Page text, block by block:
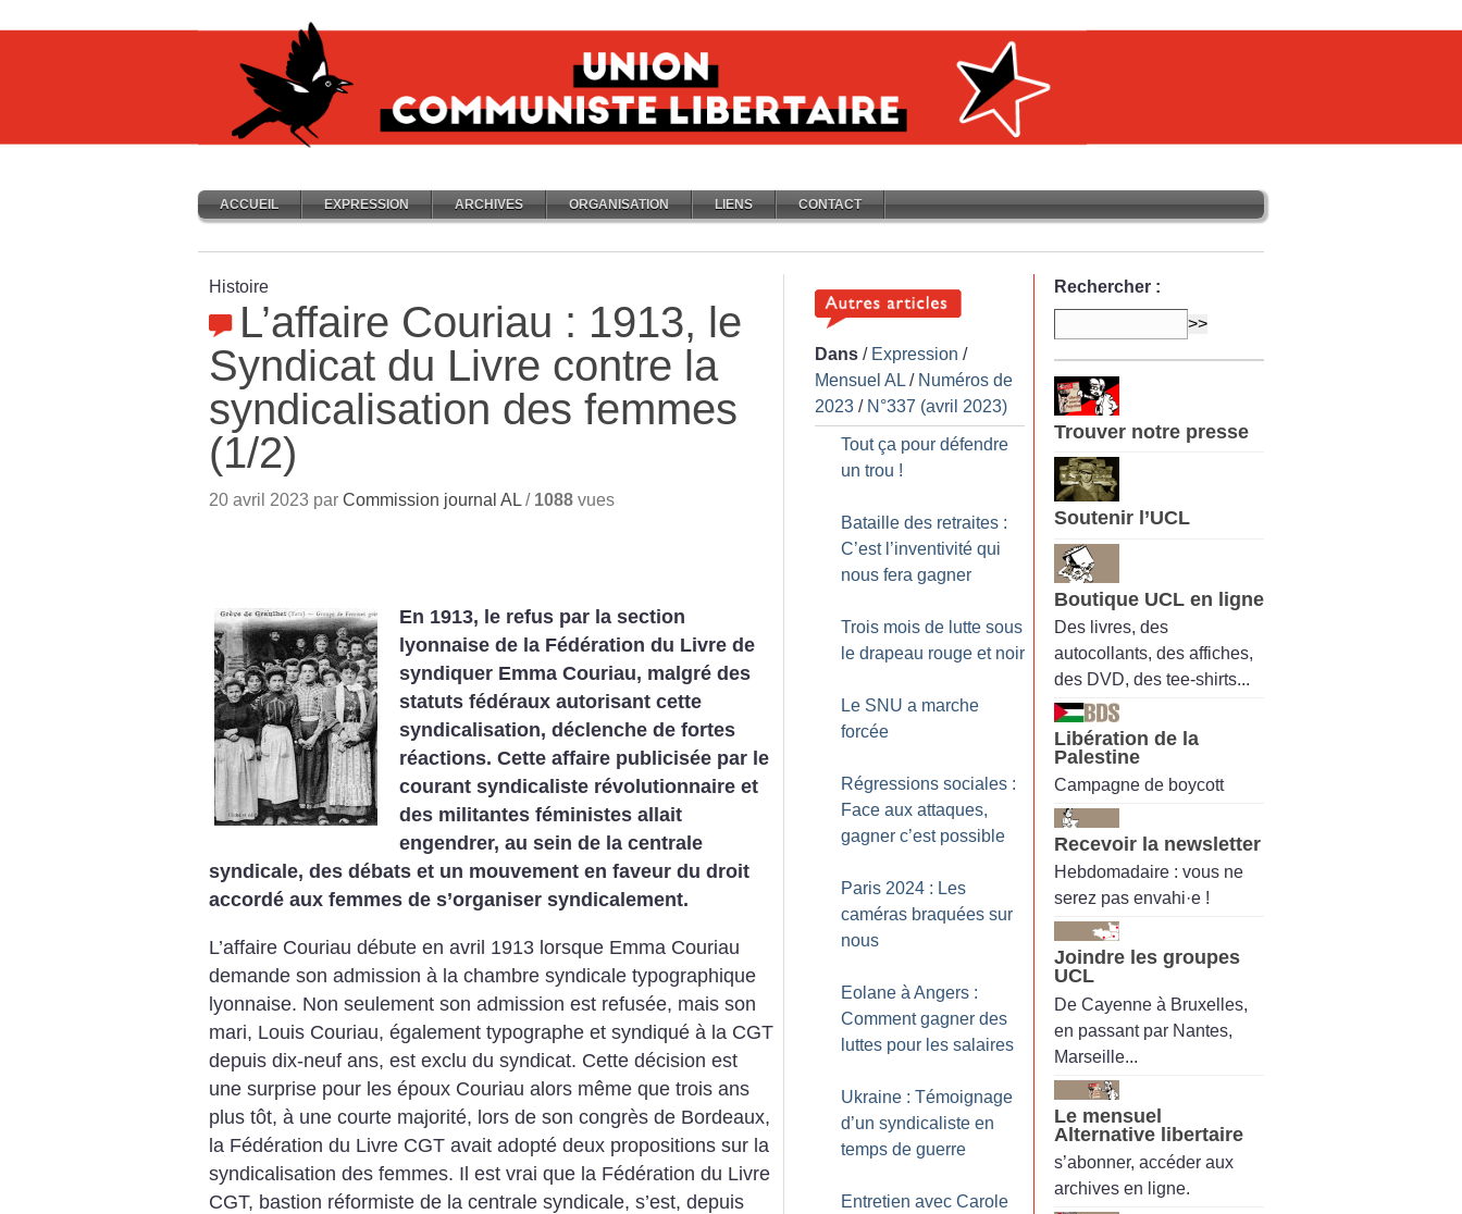
ACCUEIL EXPRESSION ARCHIVES ORGANISATION LIENS CONTACT
Histoire
L’affaire Couriau : 1913, le
Syndicat du Livre contre la
syndicalisation des femmes
(1/2)
20 avril 2023 par Commission journal AL / 1088 vues
En 1913, le refus par la section
lyonnaise de la Fédération du Livre de
syndiquer Emma Couriau, malgré des
statuts fédéraux autorisant cette
syndicalisation, déclenche de fortes
réactions. Cette affaire publicisée par le
courant syndicaliste révolutionnaire et
des militantes féministes allait
engendrer, au sein de la centrale
syndicale, des débats et un mouvement en faveur du droit
accordé aux femmes de s’organiser syndicalement.
L’affaire Couriau débute en avril 1913 lorsque Emma Couriau
demande son admission à la chambre syndicale typographique
lyonnaise. Non seulement son admission est refusée, mais son
mari, Louis Couriau, également typographe et syndiqué à la CGT
depuis dix-neuf ans, est exclu du syndicat. Cette décision est
une surprise pour les époux Couriau alors même que trois ans
plus tôt, à une courte majorité, lors de son congrès de Bordeaux,
la Fédération du Livre CGT avait adopté deux propositions sur la
syndicalisation des femmes. Il est vrai que la Fédération du Livre
CGT, bastion réformiste de la centrale syndicale, s’est, depuis
Dans / Expression /
Mensuel AL / Numéros de
2023 / N°337 (avril 2023)
Tout ça pour défendre
un trou !
Bataille des retraites :
C’est l’inventivité qui
nous fera gagner
Trois mois de lutte sous
le drapeau rouge et noir
Le SNU a marche
forcée
Régressions sociales :
Face aux attaques,
gagner c’est possible
Paris 2024 : Les
caméras braquées sur
nous
Eolane à Angers :
Comment gagner des
luttes pour les salaires
Ukraine : Témoignage
d’un syndicaliste en
temps de guerre
Entretien avec Carole
Rechercher :
Trouver notre presse
Soutenir l’UCL
Boutique UCL en ligne
Des livres, des
autocollants, des affiches,
des DVD, des tee-shirts...
Libération de la
Palestine
Campagne de boycott
Recevoir la newsletter
Hebdomadaire : vous ne
serez pas envahi·e !
Joindre les groupes
UCL
De Cayenne à Bruxelles,
en passant par Nantes,
Marseille...
Le mensuel
Alternative libertaire
s’abonner, accéder aux
archives en ligne.